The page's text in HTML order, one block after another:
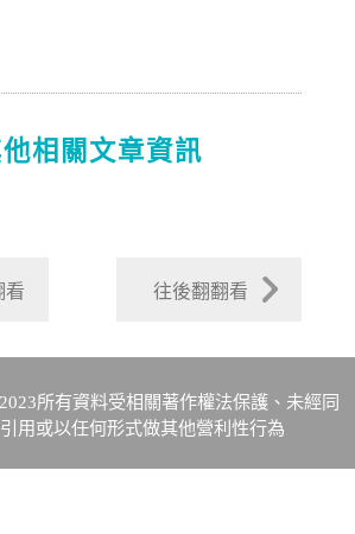
看 往後翻翻看
相關文章資訊
所有資料受相關著作權法保護、未經同
用或以任何形式做其他營利性行為